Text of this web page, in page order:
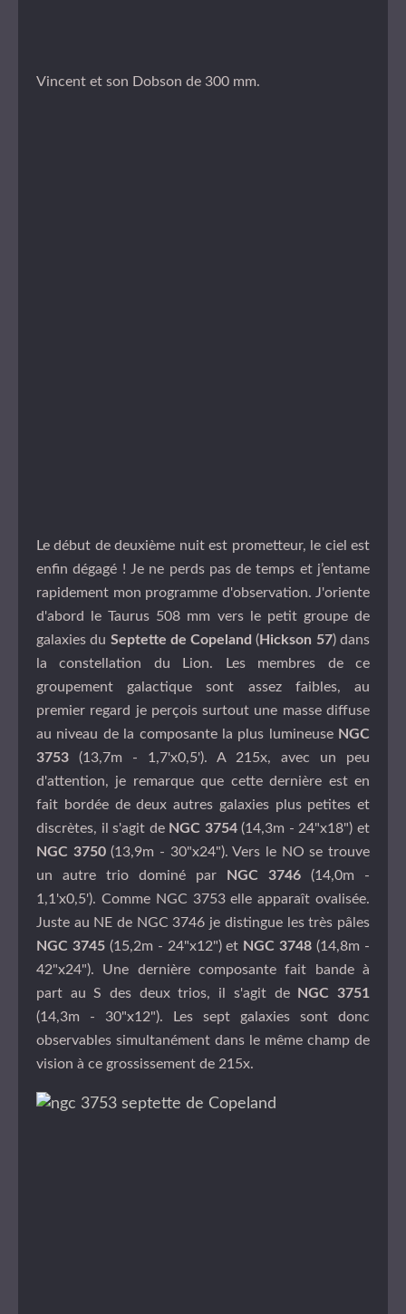
Vincent et son Dobson de 300 mm.
Le début de deuxième nuit est prometteur, le ciel est
enfin dégagé ! Je ne perds pas de temps et j’entame
rapidement mon programme d'observation. J'oriente
d'abord le Taurus 508 mm vers le petit groupe de
galaxies du Septette de Copeland (Hickson 57) dans
la constellation du Lion. Les membres de ce
groupement galactique sont assez faibles, au
premier regard je perçois surtout une masse diffuse
au niveau de la composante la plus lumineuse NGC
3753 (13,7m - 1,7'x0,5'). A 215x, avec un peu
d'attention, je remarque que cette dernière est en
fait bordée de deux autres galaxies plus petites et
discrètes, il s'agit de NGC 3754(14,3m - 24"x18") et
NGC 3750(13,9m - 30"x24"). Vers le NO se trouve
un autre trio dominé par
NGC 3746 (14,0m -
1,1'x0,5'). Comme NGC 3753 elle apparaît ovalisée.
Juste au NE de NGC 3746 je distingue les très pâles
NGC 3745(15,2m - 24"x12") et NGC 3748 (14,8m -
42"x24"). Une dernière composante fait bande à
part au S des deux trios, il s'agit de
NGC 3751
(14,3m - 30"x12"). Les sept galaxies sont donc
observables simultanément dans le même champ de
vision à ce grossissement de 215x.